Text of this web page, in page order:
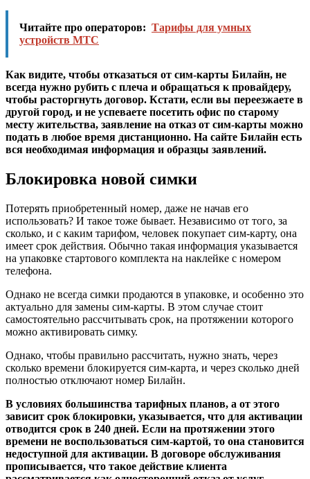
Читайте про операторов: Тарифы для умных
устройств МТС
Как видите, чтобы отказаться от сим-карты Билайн, не
всегда нужно рубить с плеча и обращаться к провайдеру,
чтобы расторгнуть договор. Кстати, если вы переезжаете в
другой город, и не успеваете посетить офис по старому
месту жительства, заявление на отказ от сим-карты можно
подать в любое время дистанционно. На сайте Билайн есть
вся необходимая информация и образцы заявлений.
Блокировка новой симки
Потерять приобретенный номер, даже не начав его
использовать? И такое тоже бывает. Независимо от того, за
сколько, и с каким тарифом, человек покупает сим-карту, она
имеет срок действия. Обычно такая информация указывается
на упаковке стартового комплекта на наклейке с номером
телефона.
Однако не всегда симки продаются в упаковке, и особенно это
актуально для замены сим-карты. В этом случае стоит
самостоятельно рассчитывать срок, на протяжении которого
можно активировать симку.
Однако, чтобы правильно рассчитать, нужно знать, через
сколько времени блокируется сим-карта, и через сколько дней
полностью отключают номер Билайн.
В условиях большинства тарифных планов, а от этого
зависит срок блокировки, указывается, что для активации
отводится срок в 240 дней. Если на протяжении этого
времени не воспользоваться сим-картой, то она становится
недоступной для активации. В договоре обслуживания
прописывается, что такое действие клиента